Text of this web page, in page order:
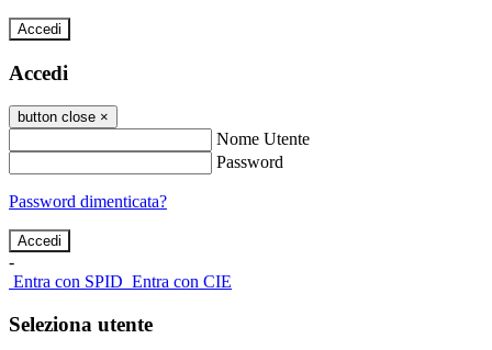
Accedi
Accedi
button close ×
Nome Utente
Password
Password dimenticata?
-
Entra con SPID Entra con CIE
Seleziona utente